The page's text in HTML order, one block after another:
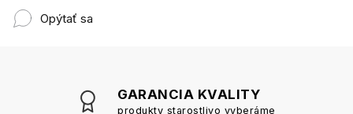
Opýtať sa
GARANCIA KVALITY
produkty starostlivo vyberáme